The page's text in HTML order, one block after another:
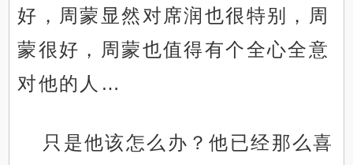
好，周蒙显然对席润也很特别，周
蒙很好，周蒙也值得有个全心全意
对他的人…
只是他该怎么办？他已经那么喜